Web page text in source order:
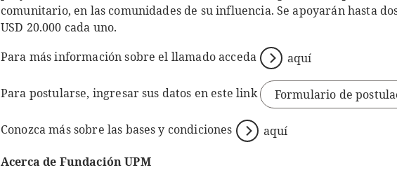
comunitario, en las comunidades de su influencia. Se apoyarán hasta
USD 20.000 cada uno.
Para más información sobre el llamado acceda
aquí
Para postularse, ingresar sus datos en este link Formulario de
Conozca más sobre las bases y condiciones
aquí
Acerca de Fundación UPM